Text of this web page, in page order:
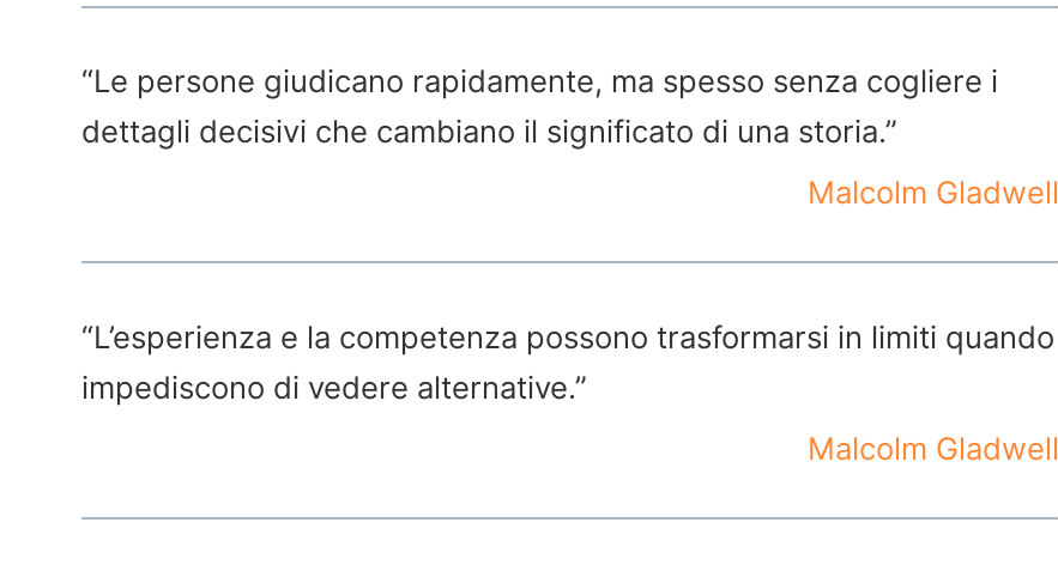
“Le persone giudicano rapidamente, ma spesso senza cogliere i
dettagli decisivi che cambiano il significato di una storia.”
Malcolm Gladwell
“L’esperienza e la competenza possono trasformarsi in limiti quando
impediscono di vedere alternative.”
Malcolm Gladwell